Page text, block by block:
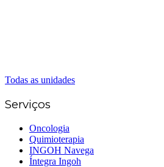
Todas as unidades
Serviços
Oncologia
Quimioterapia
INGOH Navega
Íntegra Ingoh